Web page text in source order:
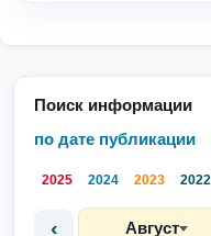
Поиск информации
по дате публикации
2025 2024 2023 2022
‹ Август